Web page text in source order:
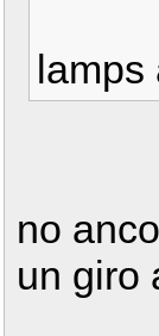
lamps
no
un giro